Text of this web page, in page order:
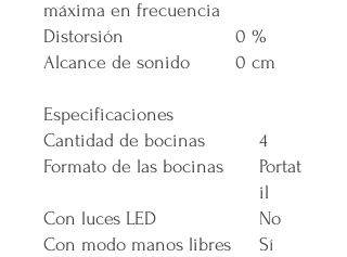
máxima en frecuencia
Distorsión
0 %
Alcance de sonido
0 cm
Especificaciones
Cantidad de bocinas
4
Formato de las bocinas
Portat
il
Con luces LED
No
Con modo manos libres
Sí